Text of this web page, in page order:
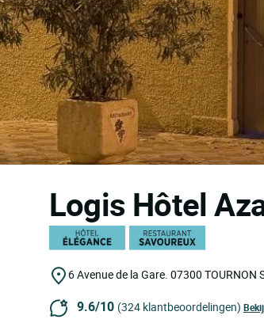
Logis Hôtel
6 Avenue de la Gare. 07300 TOURNON
9.6/10 (324 klantbeoordelingen)